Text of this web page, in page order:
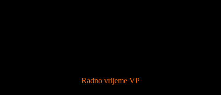
Radno vrijeme VP